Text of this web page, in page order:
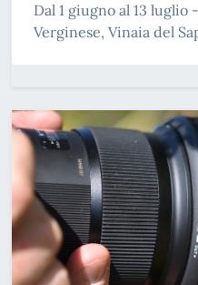
Dal 1 giugno al 13 luglio
Verginese, Vinaia del